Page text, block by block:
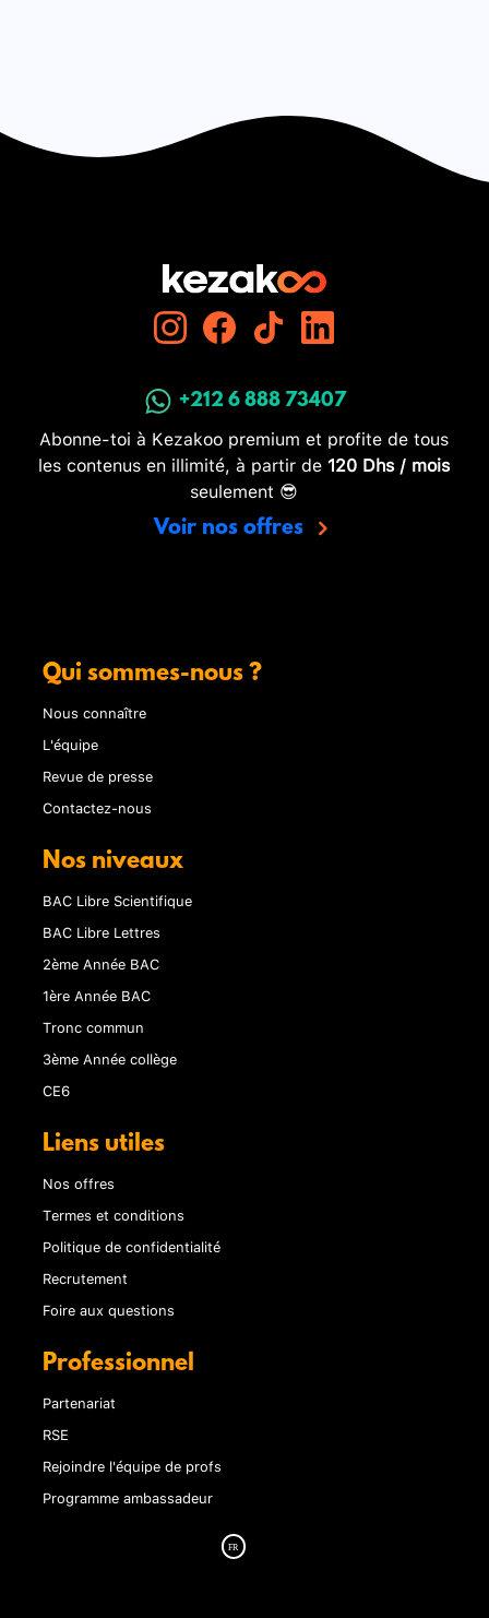
+212 6 888 73407
Abonne-toi à Kezakoo premium et profite de tous
les contenus en illimité, à partir de 120 Dhs / mois
seulement 😎
Voir nos offres
Qui sommes-nous ?
Nous connaître
L'équipe
Revue de presse
Contactez-nous
Nos niveaux
BAC Libre Scientifique
BAC Libre Lettres
2ème Année BAC
1ère Année BAC
Tronc commun
3ème Année collège
CE6
Liens utiles
Nos offres
Termes et conditions
Politique de confidentialité
Recrutement
Foire aux questions
Professionnel
Partenariat
RSE
Rejoindre l'équipe de profs
Programme ambassadeur